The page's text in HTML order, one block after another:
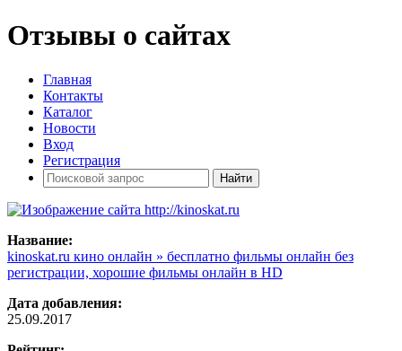
Отзывы о сайтах
Главная
Контакты
Каталог
Новости
Вход
Регистрация
Название:
kinoskat.ru кино онлайн » бесплатно фильмы онлайн без
регистрации, хорошие фильмы онлайн в HD
Дата добавления:
25.09.2017